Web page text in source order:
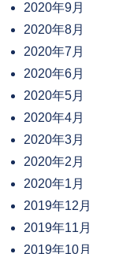
2020年9月
2020年8月
2020年7月
2020年6月
2020年5月
2020年4月
2020年3月
2020年2月
2020年1月
2019年12月
2019年11月
2019年10月